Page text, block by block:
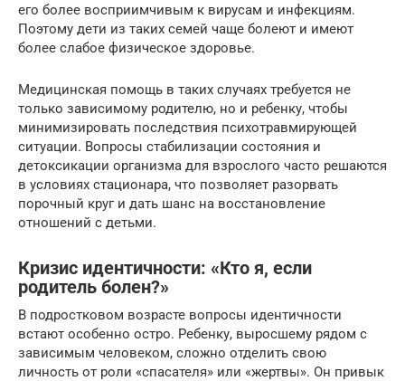
его более восприимчивым к вирусам и инфекциям.
Поэтому дети из таких семей чаще болеют и имеют
более слабое физическое здоровье.
Медицинская помощь в таких случаях требуется не
только зависимому родителю, но и ребенку, чтобы
минимизировать последствия психотравмирующей
ситуации. Вопросы стабилизации состояния и
детоксикации организма для взрослого часто решаются
в условиях стационара, что позволяет разорвать
порочный круг и дать шанс на восстановление
отношений с детьми.
Кризис идентичности: «Кто я, если
родитель болен?»
В подростковом возрасте вопросы идентичности
встают особенно остро. Ребенку, выросшему рядом с
зависимым человеком, сложно отделить свою
личность от роли «спасателя» или «жертвы». Он привык